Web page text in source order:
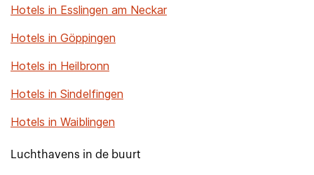
Hotels in Esslingen am Neckar
Hotels in Göppingen
Hotels in Heilbronn
Hotels in Sindelfingen
Hotels in Waiblingen
Luchthavens in de buurt